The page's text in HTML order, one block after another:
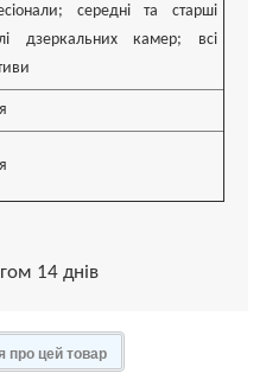
середні та старші
дзеркальних камер; всі
14 днів
про цей товар